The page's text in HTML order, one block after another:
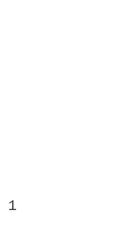
1